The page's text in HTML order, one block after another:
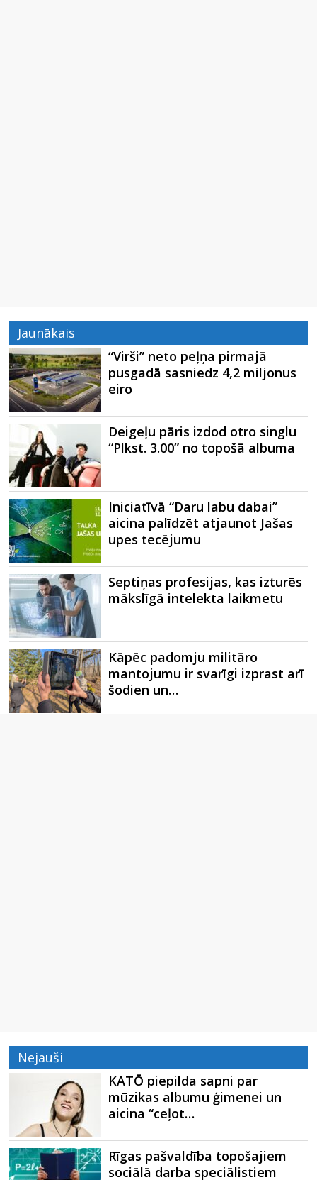
Jaunākais
“Virši” neto peļņa pirmajā
pusgadā sasniedz 4,2 miljonus
eiro
Deigeļu pāris izdod otro singlu
“Plkst. 3.00” no topošā albuma
Iniciatīvā “Daru labu dabai”
aicina palīdzēt atjaunot Jašas
upes tecējumu
Septiņas profesijas, kas izturēs
mākslīgā intelekta laikmetu
Kāpēc padomju militāro
mantojumu ir svarīgi izprast arī
šodien un…
Nejauši
KATŌ piepilda sapni par
mūzikas albumu ģimenei un
aicina “ceļot…
Rīgas pašvaldība topošajiem
sociālā darba speciālistiem